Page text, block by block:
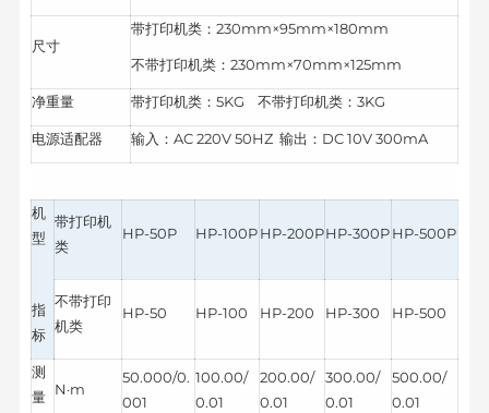
尺寸
带打印机类：230mm×95mm×180mm
不带打印机类：230mm×70mm×125mm
净重量 带打印机类：5KG 不带打印机类：3KG
电源适配器 输入：AC 220V 50HZ 输出：DC 10V 300mA
机
型
指
标
带打印机
类
HP-50P HP-100PHP-200PHP-300PHP-500P
不带打印
机类
HP-50 HP-100 HP-200 HP-300 HP-500
测
量 N·m
50.000/0.
001
100.00/
0.01
200.00/
0.01
300.00/
0.01
500.00/
0.01